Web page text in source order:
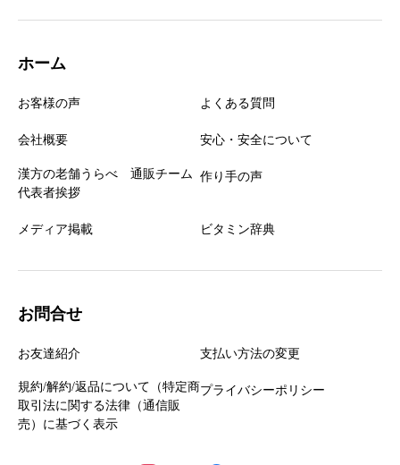
ホーム
お客様の声 よくある質問
会社概要 安心・安全について
漢方の老舗うらべ 通販チーム
代表者挨拶
作り手の声
メディア掲載 ビタミン辞典
お問合せ
お友達紹介 支払い方法の変更
規約/解約/返品について（特定商
取引法に関する法律（通信販
売）に基づく表示
プライバシーポリシー